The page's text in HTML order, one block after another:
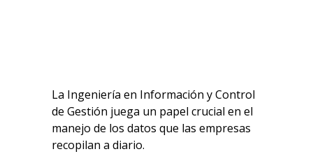
La Ingeniería en Información y Control
de Gestión juega un papel crucial en el
manejo de los datos que las empresas
recopilan a diario.